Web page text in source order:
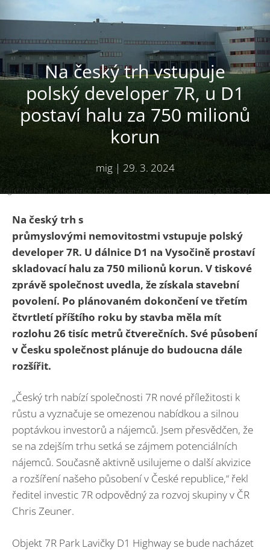
Na český trh vstupuje
polský developer 7R, u D1
postaví halu za 750 milionů
korun
mig| 29. 3. 2024
Logistická hala Tuchoměřice. Foto: Aktron / Wikimedia Commons (CC-BY-3.0)
Na český trh s
průmyslovými nemovitostmi vstupuje polský
developer 7R. U dálnice D1 na Vysočině prostaví
skladovací halu za 750 milionů korun. V tiskové
zprávě společnost uvedla, že získala stavební
povolení. Po plánovaném dokončení ve třetím
čtvrtletí příštího roku by stavba měla mít
rozlohu 26 tisíc metrů čtverečních. Své působení
v Česku společnost plánuje do budoucna dále
rozšířit.
„Český trh nabízí společnosti 7R nové příležitosti k
růstu a vyznačuje se omezenou nabídkou a silnou
poptávkou investorů a nájemců. Jsem přesvědčen, že
se na zdejším trhu setká se zájmem potenciálních
nájemců. Současně aktivně usilujeme o další akvizice
a rozšíření našeho působení v České republice,“ řekl
ředitel investic 7R odpovědný za rozvoj skupiny v ČR
Chris Zeuner.
Objekt 7R Park Lavičky D1 Highway se bude nacházet